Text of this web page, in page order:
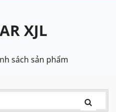
XJL
sách sản phẩm